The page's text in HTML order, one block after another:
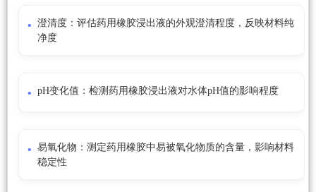
澄清度：评估药用橡胶浸出液的外观澄清程度，反映材料纯
净度
pH变化值：检测药用橡胶浸出液对水体pH值的影响程度
易氧化物：测定药用橡胶中易被氧化物质的含量，影响材料
稳定性